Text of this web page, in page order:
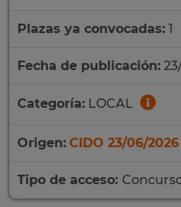
Plazas ya convocadas: 1
Fecha de publicación:
Categoría: LOCAL
Origen: CIDO 23/06/2026
Tipo de acceso: